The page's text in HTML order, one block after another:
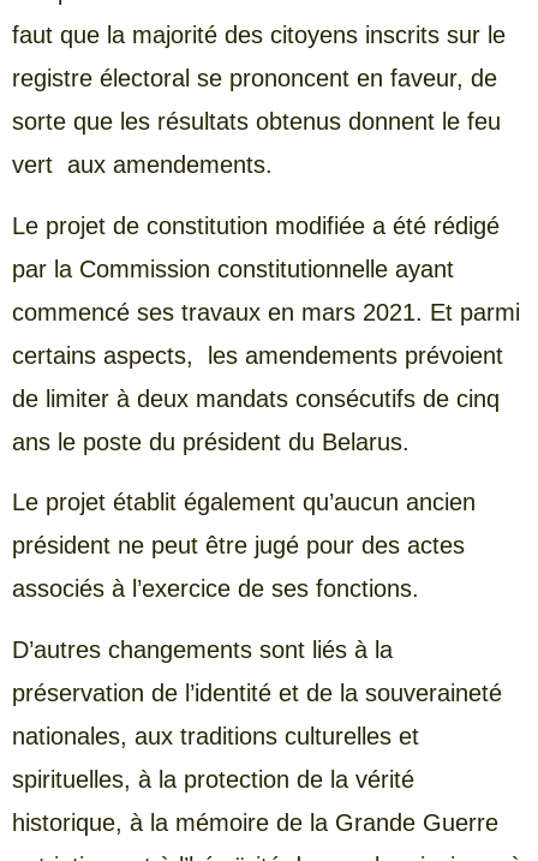
faut que la majorité des citoyens inscrits sur le
registre électoral se prononcent en faveur, de
sorte que les résultats obtenus donnent le feu
vert aux amendements.
Le projet de constitution modifiée a été rédigé
par la Commission constitutionnelle ayant
commencé ses travaux en mars 2021. Et parmi
certains aspects, les amendements prévoient
de limiter à deux mandats consécutifs de cinq
ans le poste du président du Belarus.
Le projet établit également qu’aucun ancien
président ne peut être jugé pour des actes
associés à l’exercice de ses fonctions.
D’autres changements sont liés à la
préservation de l’identité et de la souveraineté
nationales, aux traditions culturelles et
spirituelles, à la protection de la vérité
historique, à la mémoire de la Grande Guerre